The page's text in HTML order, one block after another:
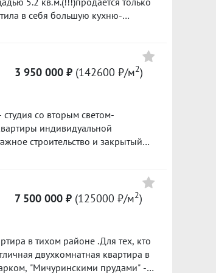
120700 ₽/м²
в себя большую кухню-
работы или релакса-
-колясочную , примыкающую к
велосипед, снегокат или
Приезжайте на просмотр, все
без материнских
полностью освобождена и
4866
3 950 000 ₽ (142600 ₽/м2)
со вторым светом-
индивидуальной
7 500 000 ₽ (125000 ₽/м2)
в тихом районе .Для тех, кто
двухкомнатная квартира в
"Мичуринскими прудами" -